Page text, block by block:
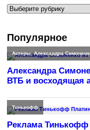
Рубрики
Популярное
Актеры,Александра
Александра
ВТБ и восходящая
Тинькофф
Реклама